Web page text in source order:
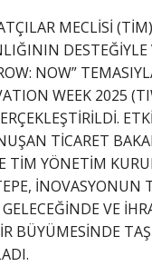
MECLİSİ
DESTEĞİYLE
NOW”
WEEK 2025
TİCARET
TİM YÖNETİM
İNOVASYONUN
VE
BÜYÜMESİNDE